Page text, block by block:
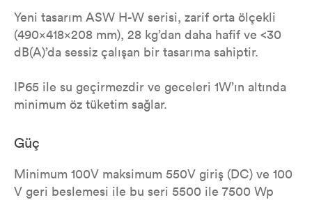
Yeni tasarım ASW H-W serisi, zarif orta ölçekli
(490x418x208 mm), 28 kg’dan daha hafif ve <30
dB(A)’da sessiz çalışan bir tasarıma sahiptir.
IP65 ile su geçirmezdir ve geceleri 1W’ın altında
minimum öz tüketim sağlar.
Güç
Minimum 100V maksimum 550V giriş (DC) ve 100
V geri beslemesi ile bu seri 5500 ile 7500 Wp